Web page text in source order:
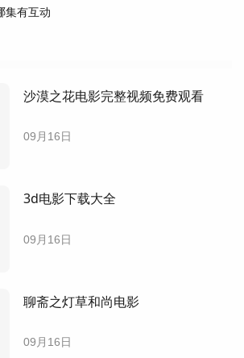
集有互动
沙漠之花电影完整视频免费观看
09月16日
3d电影下载大全
09月16日
聊斋之灯草和尚电影
09月16日